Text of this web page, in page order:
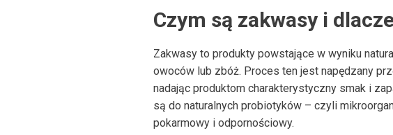
Czym są zakwasy i
Zakwasy to produkty powstające w wyniku
owoców lub zbóż. Proces ten jest napędzany
nadając produktom charakterystyczny smak i
są do naturalnych probiotyków – czyli
pokarmowy i odpornościowy.